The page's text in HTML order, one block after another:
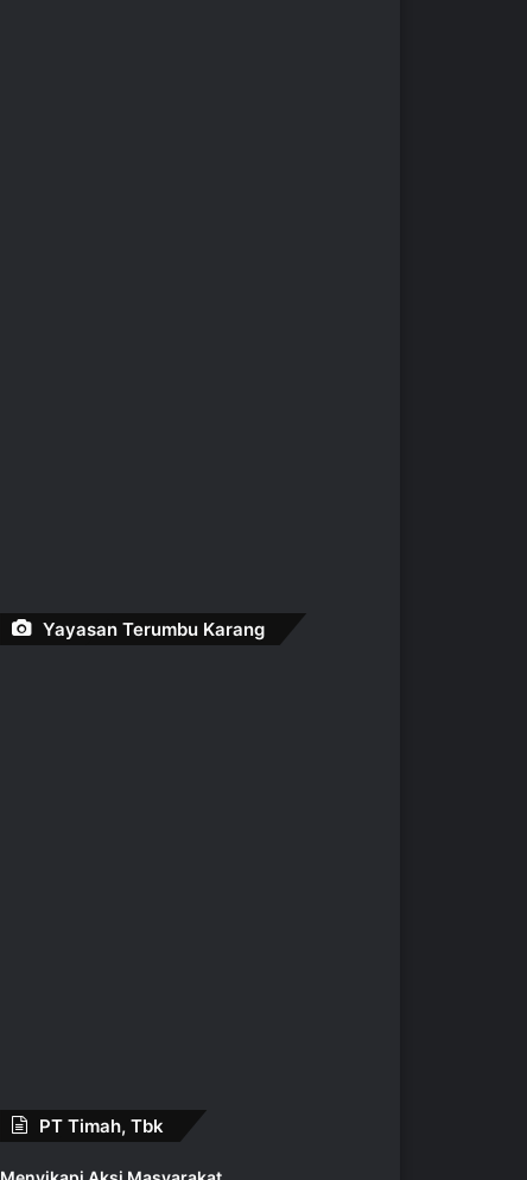
Yayasan Terumbu Karang
PT Timah, Tbk